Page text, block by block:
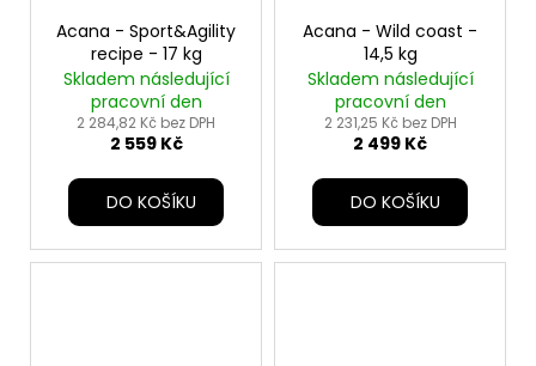
Acana - Sport&Agility
recipe - 17 kg
Skladem následující
pracovní den
2 284,82 Kč bez DPH
2 559 Kč
DO KOŠÍKU
Acana - Wild coast -
14,5 kg
Skladem následující
pracovní den
2 231,25 Kč bez DPH
2 499 Kč
DO KOŠÍKU